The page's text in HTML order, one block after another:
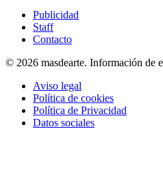
Publicidad
Staff
Contacto
© 2026 masdearte. Información de
Aviso legal
Política de cookies
Política de Privacidad
Datos sociales